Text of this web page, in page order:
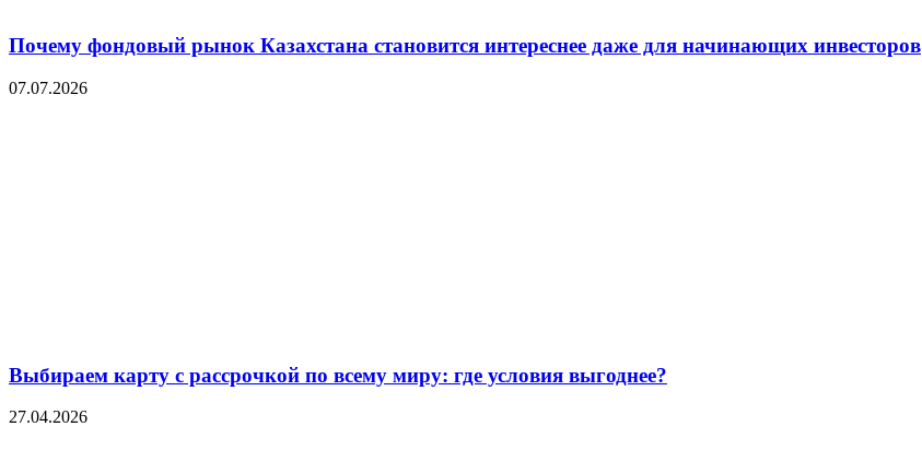
Почему фондовый рынок Казахстана становится интереснее даже для начинающих инвесторов
07.07.2026
Выбираем карту с рассрочкой по всему миру: где условия выгоднее?
27.04.2026